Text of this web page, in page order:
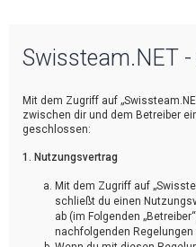
Swissteam.NET
Mit dem Zugriff auf
zwischen dir und dem Betreiber
geschlossen:
1. Nutzungsvertrag
Mit dem Zugriff auf
schließt du einen
ab (im Folgenden
nachfolgenden Regelungen